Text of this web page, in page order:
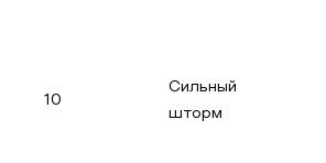
10
Сильный
шторм